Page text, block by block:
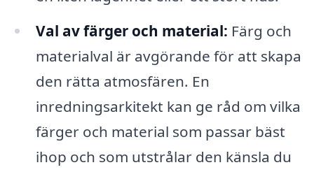
Val av färger och material: Färg och
materialval är avgörande för att skapa
den rätta atmosfären. En
inredningsarkitekt kan ge råd om vilka
färger och material som passar bäst
ihop och som utstrålar den känsla du